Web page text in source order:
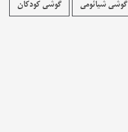
گوشی شیائومی گوشی کودکان